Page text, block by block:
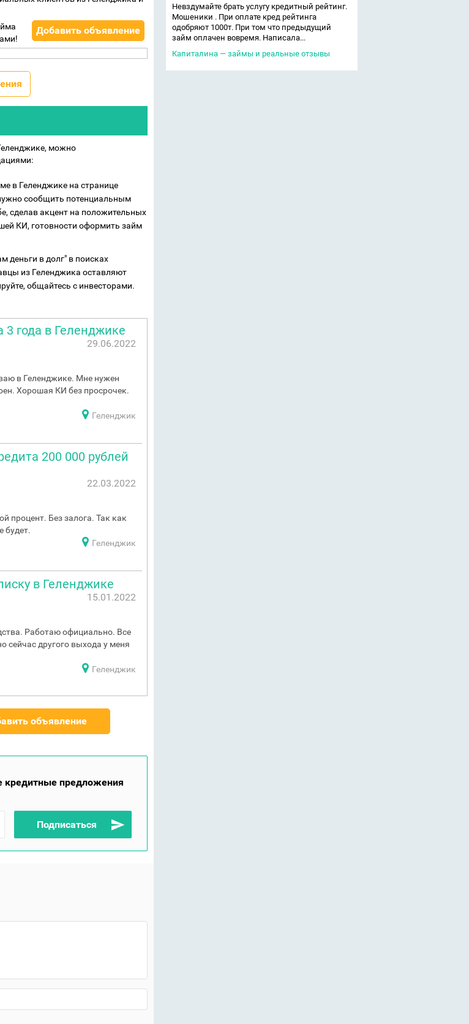
Добавить объявление
можно
в Геленджике на странице
сообщить потенциальным
сделав акцент на положительных
КИ, готовности оформить займ
деньги в долг" в поисках
из Геленджика оставляют
общайтесь с инвесторами.
3 года в Геленджике
29.06.2022
в Геленджике. Мне нужен
Хорошая КИ без просрочек.
Геленджик
200 000 рублей
22.03.2022
процент. Без залога. Так как
будет.
Геленджик
в Геленджике
15.01.2022
Работаю официально. Все
сейчас другого выхода у меня
Геленджик
объявление
предложения
Невздумайте брать услугу кредитный рейтинг.
Мошеники . При оплате кред рейтинга
одобряют 1000т. При том что предыдущий
займ оплачен вовремя. Написала...
Капиталина — займы и реальные отзывы